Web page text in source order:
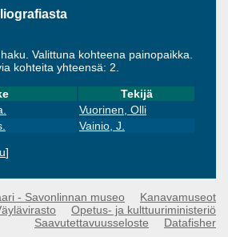
Valittuna kohteena painopaikka.
kohteita yhteensä: 2.
Tekijä
Vuorinen, Olli
Vainio, J.
]
- Savonlinnan museo
Kanavamuseot
Opetus- ja kulttuuriministeriö
Saavutettavuusseloste
Datafisher